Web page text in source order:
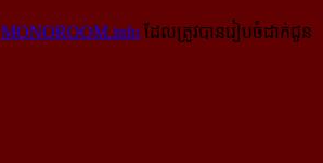
MONOROOM.info ដែលត្រូវបានរៀបចំដាក់ជូន